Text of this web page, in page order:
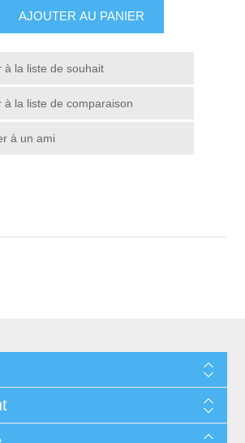
AJOUTER AU PANIER
à la liste de souhait
à la liste de comparaison
à un ami